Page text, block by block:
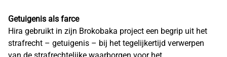
Getuigenis als farce
Hira gebruikt in zijn Brokobaka project een begrip uit het
strafrecht – getuigenis – bij het tegelijkertijd verwerpen